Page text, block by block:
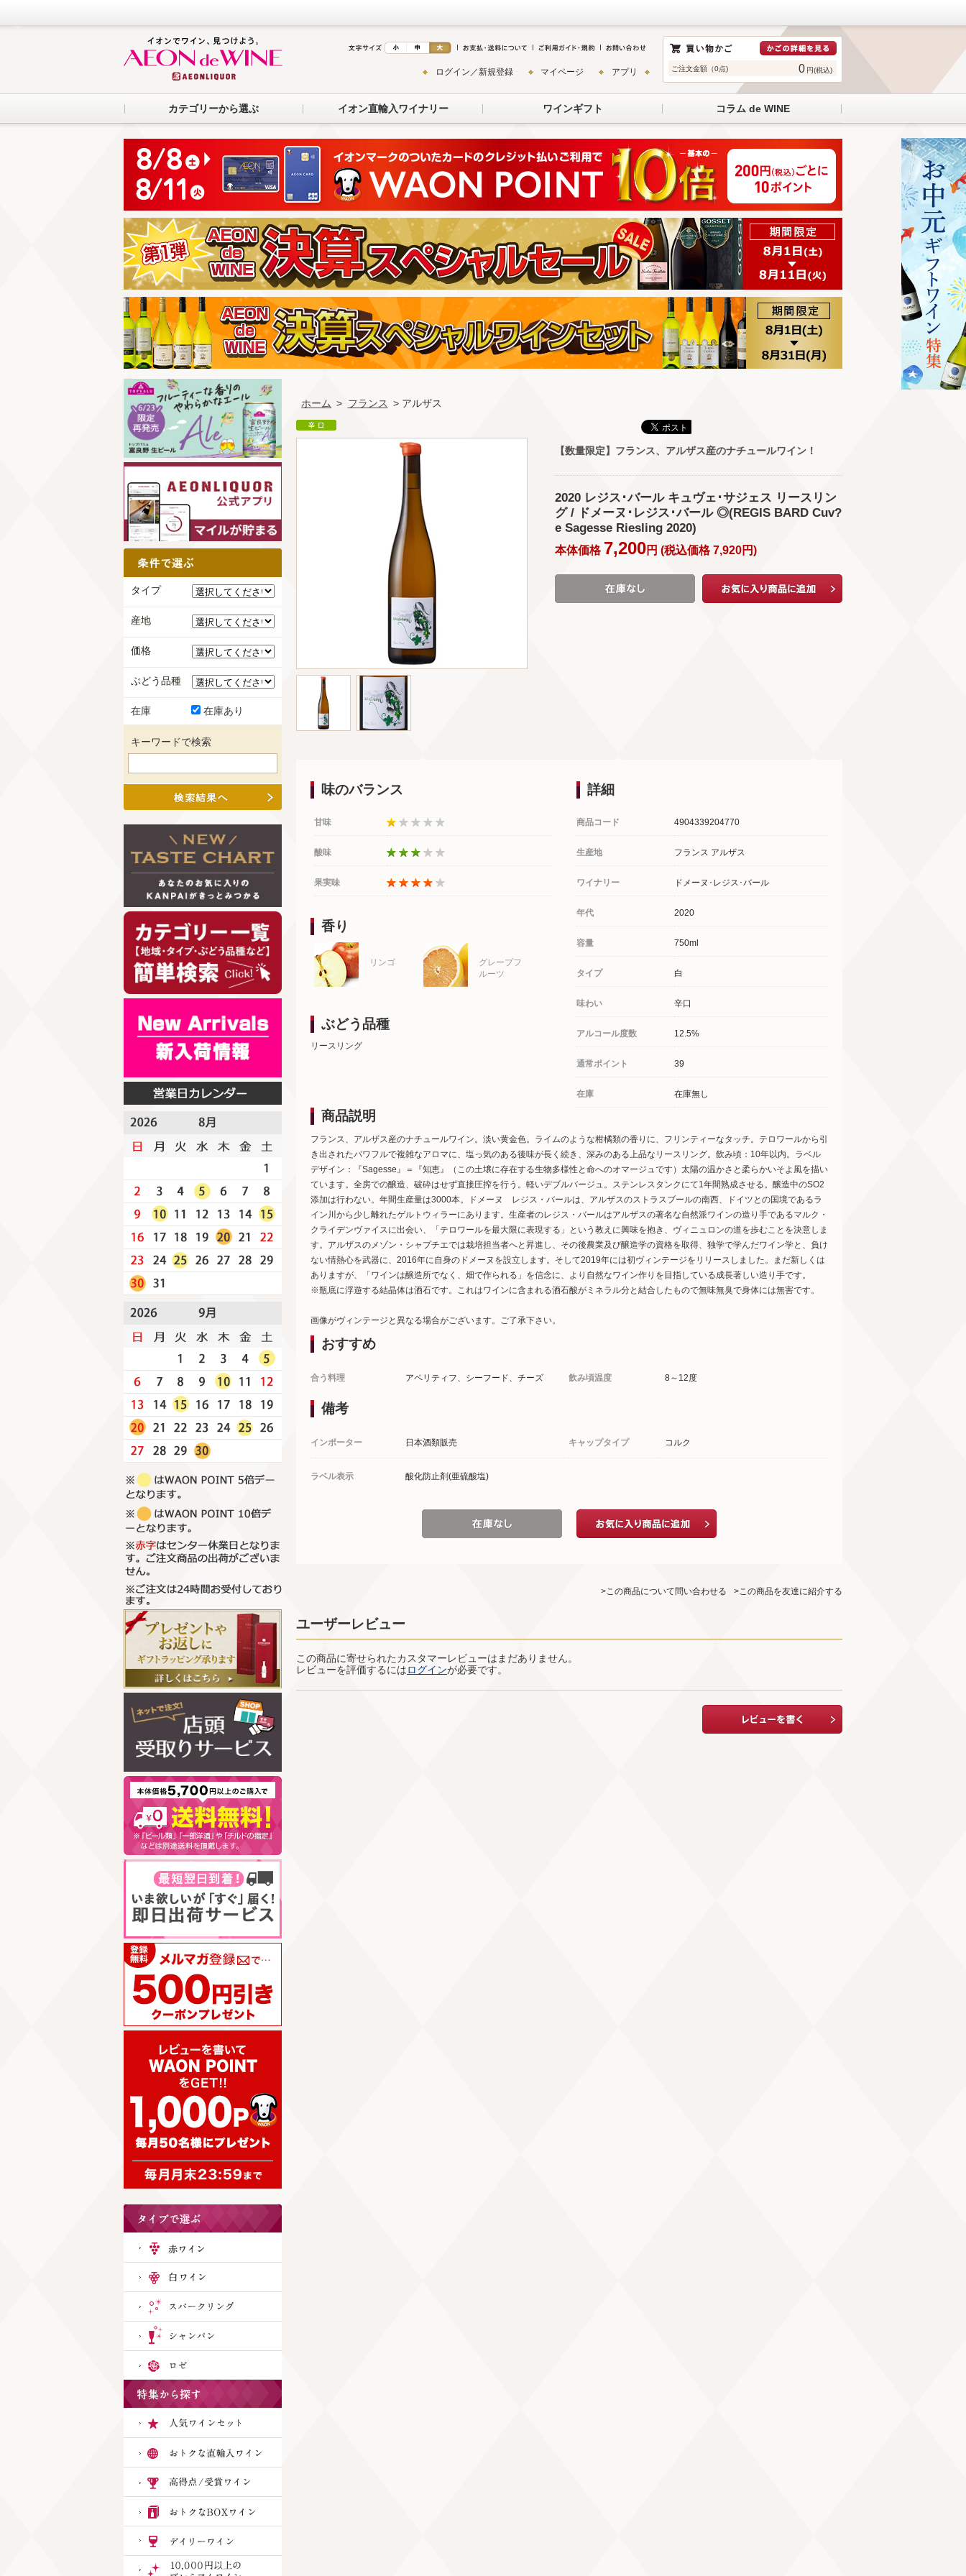
ご注文金額（0点) 0 円(税込)
ログイン／新規登録 マイページ アプリ
カテゴリーから選ぶ イオン直輸入ワイナリー ワインギフト コラム de WINE
ホーム > フランス > アルザス
【数量限定】フランス、アルザス産のナチュールワイン！
2020 レジス･バール キュヴェ･サジェス リースリン
グ / ドメーヌ･レジス･バール ◎(REGIS BARD Cuv?
e Sagesse Riesling 2020)
本体価格 7,200円 (税込価格7,920円)
詳細
商品コード 4904339204770
生産地 フランス アルザス
ワイナリー ドメーヌ･レジス･バール
年代 2020
容量 750ml
タイプ 白
味わい 辛口
アルコール度数 12.5%
通常ポイント 39
在庫 在庫無し
味のバランス
甘味
酸味
果実味
香り
リンゴ
グレープフ
ルーツ
ぶどう品種
リースリング
商品説明
フランス、アルザス産のナチュールワイン。淡い黄金色。ライムのような柑橘類の香りに、フリンティーなタッチ。テロワールから引
き出されたパワフルで複雑なアロマに、塩っ気のある後味が長く続き、深みのある上品なリースリング。飲み頃：10年以内。ラベル
デザイン：『Sagesse』＝『知恵』（この土壌に存在する生物多様性と命へのオマージュです）太陽の温かさと柔らかいそよ風を描い
ています。全房での醸造、破砕はせず直接圧搾を行う。軽いデブルバージュ。ステンレスタンクにて1年間熟成させる。醸造中のSO2
添加は行わない。年間生産量は3000本。ドメーヌ レジス・バールは、アルザスのストラスブールの南西、ドイツとの国境であるラ
イン川から少し離れたゲルトウィラーにあります。生産者のレジス・バールはアルザスの著名な自然派ワインの造り手であるマルク・
クライデンヴァイスに出会い、「テロワールを最大限に表現する」という教えに興味を抱き、ヴィニュロンの道を歩むことを決意しま
す。アルザスのメゾン・シャプチエでは栽培担当者へと昇進し、その後農業及び醸造学の資格を取得、独学で学んだワイン学と、負け
ない情熱心を武器に、2016年に自身のドメーヌを設立します。そして2019年には初ヴィンテージをリリースしました。まだ新しくは
ありますが、「ワインは醸造所でなく、畑で作られる」を信念に、より自然なワイン作りを目指している成長著しい造り手です。
※瓶底に浮遊する結晶体は酒石です。これはワインに含まれる酒石酸がミネラル分と結合したもので無味無臭で身体には無害です。
画像がヴィンテージと異なる場合がございます。ご了承下さい。
おすすめ
合う料理 アペリティフ、シーフード、チーズ 飲み頃温度 8～12度
備考
インポーター 日本酒類販売 キャップタイプ コルク
ラベル表示 酸化防止剤(亜硫酸塩)
>この商品について問い合わせる >この商品を友達に紹介する
ユーザーレビュー
この商品に寄せられたカスタマーレビューはまだありません。
レビューを評価するにはログインが必要です。
タイプ
産地
価格
ぶどう品種
在庫 在庫あり
キーワードで検索